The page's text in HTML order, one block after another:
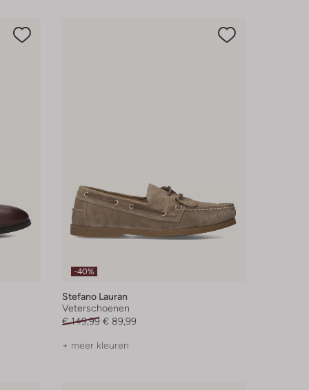
-40%
Stefano Lauran
Veterschoenen
€ 149,99 € 89,99
+ meer kleuren